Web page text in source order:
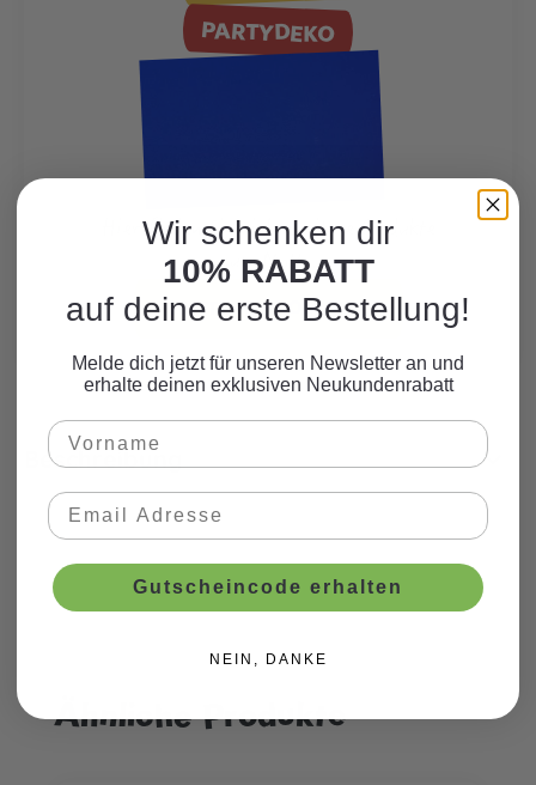
PARTYDEKO
Hier finden Sie viele weitere Produkte
zum Motto.
WEITERE PRODUKTE
Beschreibung
Ähnliche Produkte
Wir schenken dir
10% RABATT
auf deine erste Bestellung!
Melde dich jetzt für unseren Newsletter an und
erhalte deinen exklusiven Neukundenrabatt
Gutscheincode erhalten
NEIN, DANKE